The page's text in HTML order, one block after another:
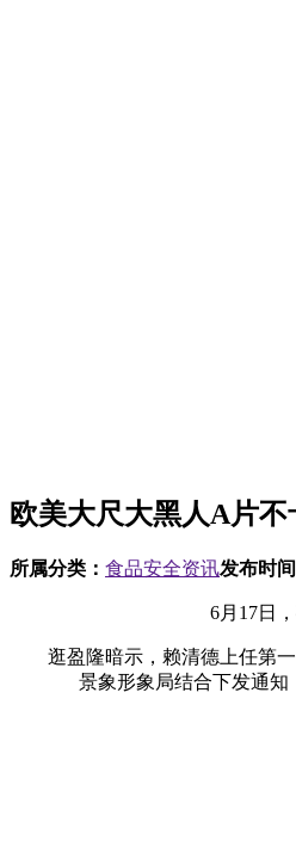
欧美大尺大黑人A片不
所属分类： 食品安全资讯发布时间
6月17日，
逛盈隆暗示，赖清德上任第一
景象形象局结合下发通知